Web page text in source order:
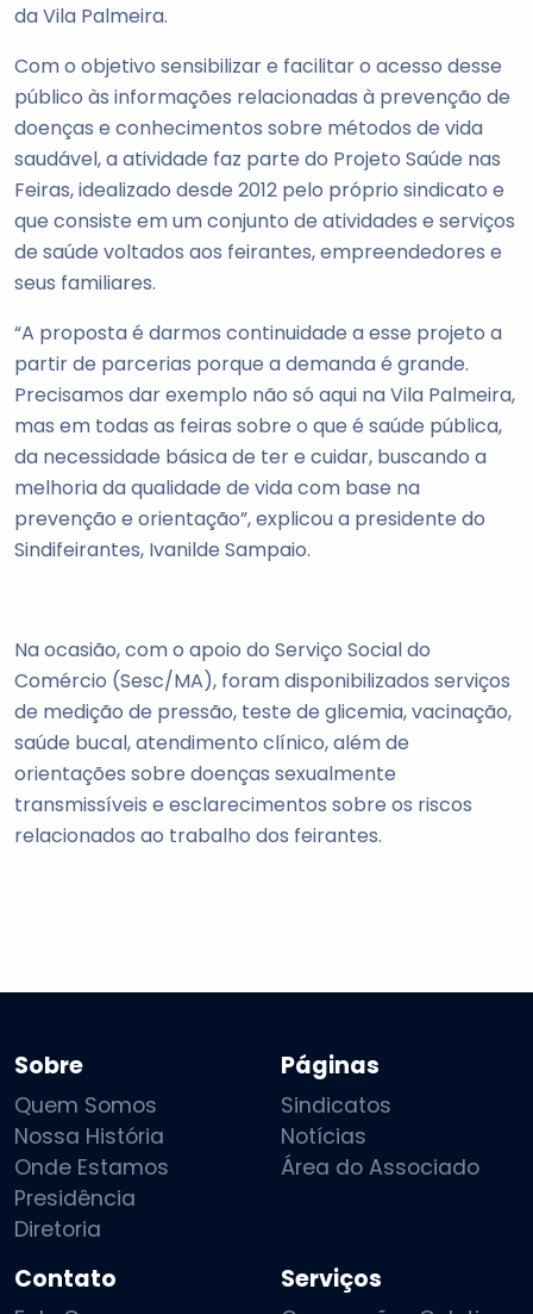
da Vila Palmeira.
Com o objetivo sensibilizar e facilitar o acesso desse
público às informações relacionadas à prevenção de
doenças e conhecimentos sobre métodos de vida
saudável, a atividade faz parte do Projeto Saúde nas
Feiras, idealizado desde 2012 pelo próprio sindicato e
que consiste em um conjunto de atividades e serviços
de saúde voltados aos feirantes, empreendedores e
seus familiares.
“A proposta é darmos continuidade a esse projeto a
partir de parcerias porque a demanda é grande.
Precisamos dar exemplo não só aqui na Vila Palmeira,
mas em todas as feiras sobre o que é saúde pública,
da necessidade básica de ter e cuidar, buscando a
melhoria da qualidade de vida com base na
prevenção e orientação”, explicou a presidente do
Sindifeirantes, Ivanilde Sampaio.
Na ocasião, com o apoio do Serviço Social do
Comércio (Sesc/MA), foram disponibilizados serviços
de medição de pressão, teste de glicemia, vacinação,
saúde bucal, atendimento clínico, além de
orientações sobre doenças sexualmente
transmissíveis e esclarecimentos sobre os riscos
relacionados ao trabalho dos feirantes.
Sobre
Quem Somos
Nossa História
Onde Estamos
Presidência
Diretoria
Páginas
Sindicatos
Notícias
Área do Associado
Contato Serviços